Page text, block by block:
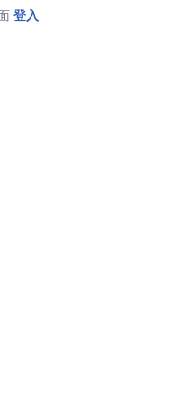
登入